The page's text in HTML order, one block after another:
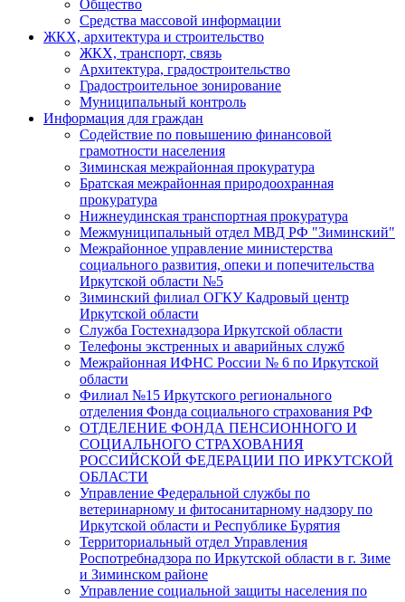
Общество
Средства массовой информации
ЖКХ, архитектура и строительство
ЖКХ, транспорт, связь
Архитектура, градостроительство
Градостроительное зонирование
Муниципальный контроль
Информация для граждан
Содействие по повышению финансовой
грамотности населения
Зиминская межрайонная прокуратура
Братская межрайонная природоохранная
прокуратура
Нижнеудинская транспортная прокуратура
Межмуниципальный отдел МВД РФ "Зиминский"
Межрайонное управление министерства
социального развития, опеки и попечительства
Иркутской области №5
Зиминский филиал ОГКУ Кадровый центр
Иркутской области
Служба Гостехнадзора Иркутской области
Телефоны экстренных и аварийных служб
Межрайонная ИФНС России № 6 по Иркутской
области
Филиал №15 Иркутского регионального
отделения Фонда социального страхования РФ
ОТДЕЛЕНИЕ ФОНДА ПЕНСИОННОГО И
СОЦИАЛЬНОГО СТРАХОВАНИЯ
РОССИЙСКОЙ ФЕДЕРАЦИИ ПО ИРКУТСКОЙ
ОБЛАСТИ
Управление Федеральной службы по
ветеринарному и фитосанитарному надзору по
Иркутской области и Республике Бурятия
Территориальный отдел Управления
Роспотребнадзора по Иркутской области в г. Зиме
и Зиминском районе
Управление социальной защиты населения по